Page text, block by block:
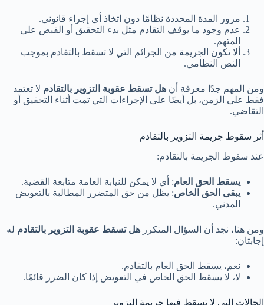
مرور المدة المحددة نظامًا دون اتخاذ أي إجراء قانوني.
عدم وجود ما يوقف التقادم مثل بدء التحقيق أو القبض على
المتهم.
ألا تكون الجريمة من الجرائم التي لا تسقط بالتقادم بموجب
النص النظامي.
ومن المهم جدًا معرفة أن هل تسقط عقوبة التزوير بالتقادم لا تعتمد
فقط على الزمن، بل أيضًا على الإجراءات التي تمت أثناء التحقيق أو
التقاضي.
أثر سقوط جريمة التزوير بالتقادم
عند سقوط الجريمة بالتقادم:
يسقط الحق العام: أي لا يمكن للنيابة العامة متابعة القضية.
يبقى الحق الخاص: يظل من حق المتضرر المطالبة بالتعويض
المدني.
ومن هنا، نجد أن السؤال المتكرر هل تسقط عقوبة التزوير بالتقادم له
إجابتان:
نعم، يسقط الحق العام بالتقادم.
لا، لا يسقط الحق الخاص في التعويض إذا كان الضرر قائمًا.
الحالات التي لا تسقط فيها جريمة التزوير